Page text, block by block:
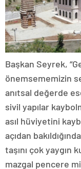
Başkan Seyrek,
önemsememizin
anıtsal değerde
sivil yapılar
asıl hüviyetini
açıdan
taşını çok yaygın
mazgal pencere